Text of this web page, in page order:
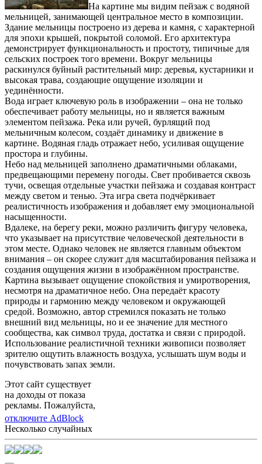
На картине мы видим пейзаж с водяной
мельницей, занимающей центральное место в композиции.
Здание мельницы построено из дерева и камня, с характерной
для эпохи крышей, покрытой соломой. Его архитектура
демонстрирует функциональность и простоту, типичные для
сельских построек того времени. Вокруг мельницы
раскинулся буйный растительный мир: деревья, кустарники и
высокая трава, создающие ощущение изоляции и
уединённости.
Вода играет ключевую роль в изображении – она не только
обеспечивает работу мельницы, но и является важным
элементом пейзажа. Река или ручей, бурлящий под
мельничным колесом, создаёт динамику и движение в
картине. Водяная гладь отражает небо, усиливая ощущение
простора и глубины.
Небо над мельницей заполнено драматичными облаками,
предвещающими перемену погоды. Свет пробивается сквозь
тучи, освещая отдельные участки пейзажа и создавая контраст
между светом и тенью. Эта игра света подчёркивает
реалистичность изображения и добавляет ему эмоциональной
насыщенности.
Вдалеке, на берегу реки, можно различить фигуру человека,
что указывает на присутствие человеческой деятельности в
этом месте. Однако человек не является главным объектом
внимания – он скорее служит для масштабирования пейзажа и
создания ощущения жизни в изображённом пространстве.
Картина вызывает ощущение спокойствия и умиротворения,
несмотря на драматичное небо. Она передаёт красоту
природы и гармонию между человеком и окружающей
средой. Возможно, автор стремился показать не только
внешний вид мельницы, но и ее значение для местного
сообщества, как символ труда, достатка и связи с природой.
Использование реалистичной техники живописи позволяет
зрителю ощутить влажность воздуха, услышать шум воды и
почувствовать запах земли.
Этот сайт существует
на доходы от показа
рекламы. Пожалуйста,
отключите AdBlock
Несколько случайных